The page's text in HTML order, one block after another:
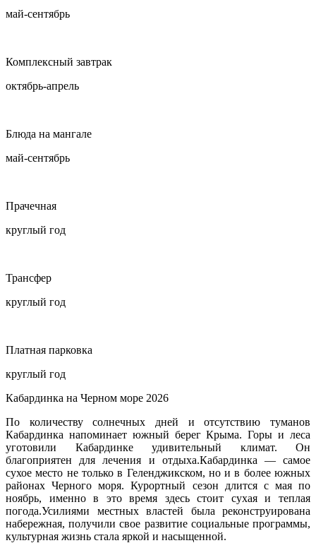
май-сентябрь
Комплексный завтрак
октябрь-апрель
Блюда на мангале
май-сентябрь
Прачечная
круглый год
Трансфер
круглый год
Платная парковка
круглый год
Кабардинка на Черном море 2026
По количеству солнечных дней и отсутствию туманов
Кабардинка напоминает южный берег Крыма. Горы и леса
уготовили Кабардинке удивительный климат. Он
благоприятен для лечения и отдыха.Кабардинка — самое
сухое место не только в Геленджикском, но и в более южных
районах Черного моря. Курортный сезон длится с мая по
ноябрь, именно в это время здесь стоит сухая и теплая
погода.Усилиями местных властей была реконструирована
набережная, получили свое развитие социальные программы,
культурная жизнь стала яркой и насыщенной.